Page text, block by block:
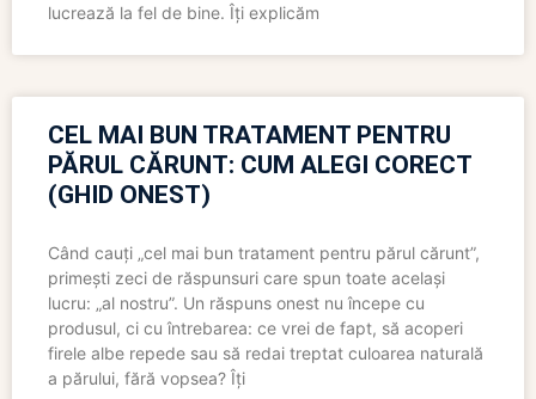
lucrează la fel de bine. Îți explicăm
CEL MAI BUN TRATAMENT PENTRU
PĂRUL CĂRUNT: CUM ALEGI CORECT
(GHID ONEST)
Când cauți „cel mai bun tratament pentru părul cărunt”,
primești zeci de răspunsuri care spun toate același
lucru: „al nostru”. Un răspuns onest nu începe cu
produsul, ci cu întrebarea: ce vrei de fapt, să acoperi
firele albe repede sau să redai treptat culoarea naturală
a părului, fără vopsea? Îți